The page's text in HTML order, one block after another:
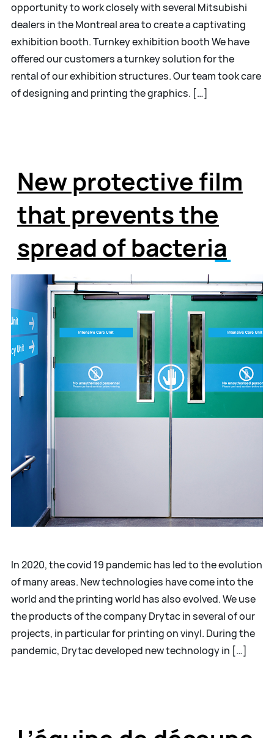
opportunity to work closely with several Mitsubishi
dealers in the Montreal area to create a captivating
exhibition booth. Turnkey exhibition booth We have
offered our customers a turnkey solution for the
rental of our exhibition structures. Our team took care
of designing and printing the graphics. […]
New protective film
that prevents the
spread of bacteria
In 2020, the covid 19 pandemic has led to the evolution
of many areas. New technologies have come into the
world and the printing world has also evolved. We use
the products of the company Drytac in several of our
projects, in particular for printing on vinyl. During the
pandemic, Drytac developed new technology in […]